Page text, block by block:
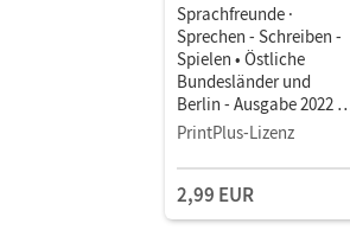
Sprachfreunde ·
Sprechen - Schreiben -
Spielen • Östliche
Bundesländer und
Berlin - Ausgabe 2022 ·
3. Schuljahr •
Mit Medien
PrintPlus-Lizenz
2,99 EUR